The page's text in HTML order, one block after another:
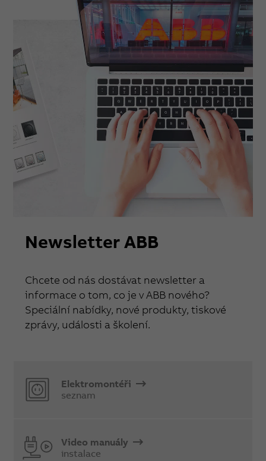
Newsletter ABB
Chcete od nás dostávat newsletter a
informace o tom, co je v ABB nového?
Speciální nabídky, nové produkty, tiskové
zprávy, události a školení.
Elektromontéři
seznam
Video manuály
instalace